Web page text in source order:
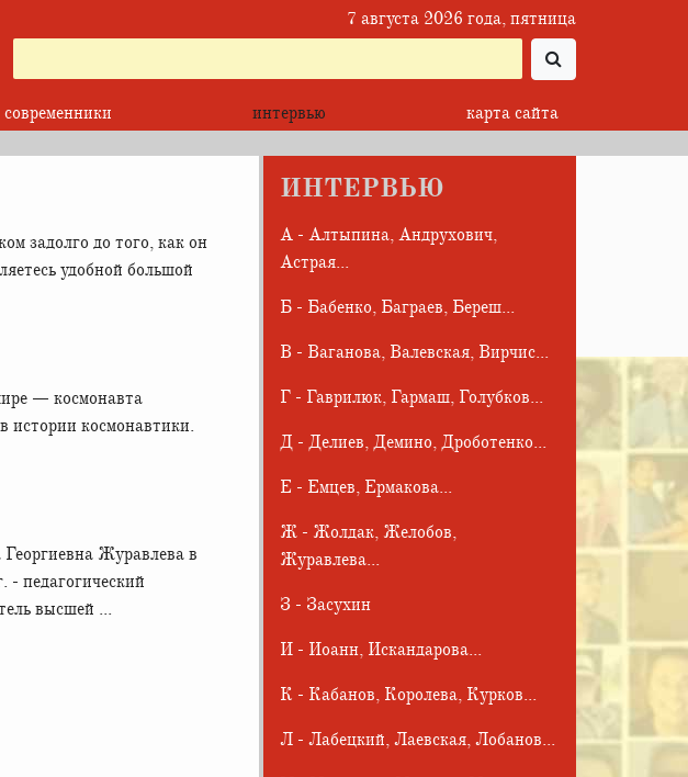
7 августа 2026 года, пятница
современники интервью
карта сайта
задолго до того, как он
удобной большой
— космонавта
истории космонавтики.
Журавлева в
- педагогический
высшей ...
ИНТЕРВЬЮ
А - Алтыпина, Андрухович,
Астрая...
Б - Бабенко, Баграев, Береш...
В - Ваганова, Валевская, Вирчис...
Г - Гаврилюк, Гармаш, Голубков...
Д - Делиев, Демино, Дроботенко...
Е - Емцев, Ермакова...
Ж - Жолдак, Желобов,
Журавлева...
З - Засухин
И - Иоанн, Искандарова...
К - Кабанов, Королева, Курков...
Л - Лабецкий, Лаевская, Лобанов...